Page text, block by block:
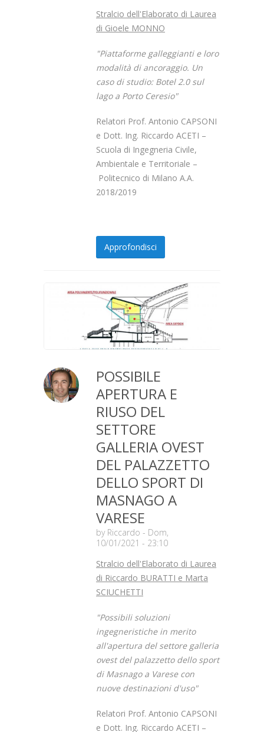
Stralcio dell'Elaborato di Laurea
di Gioele MONNO
"Piattaforme galleggianti e loro
modalità di ancoraggio. Un
caso di studio: Botel 2.0 sul
lago a Porto Ceresio"
Relatori Prof. Antonio CAPSONI
e Dott. Ing. Riccardo ACETI –
Scuola di Ingegneria Civile,
Ambientale e Territoriale –
Politecnico di Milano A.A.
2018/2019
Approfondisci
POSSIBILE
APERTURA E
RIUSO DEL
SETTORE
GALLERIA OVEST
DEL PALAZZETTO
DELLO SPORT DI
MASNAGO A
VARESE
by Riccardo - Dom,
10/01/2021 - 23:10
Stralcio dell'Elaborato di Laurea
di Riccardo BURATTI e Marta
SCIUCHETTI
"Possibili soluzioni
ingegneristiche in merito
all'apertura del settore galleria
ovest del palazzetto dello sport
di Masnago a Varese con
nuove destinazioni d'uso"
Relatori Prof. Antonio CAPSONI
e Dott. Ing. Riccardo ACETI –